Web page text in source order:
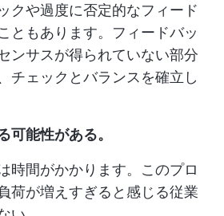
クや過度に否定的なフィード
ともあります。フィードバッ
ンサスが得られていない部分
チェックとバランスを確立し
可能性がある。
時間がかかります。このプロ
荷が増えすぎると感じる従業